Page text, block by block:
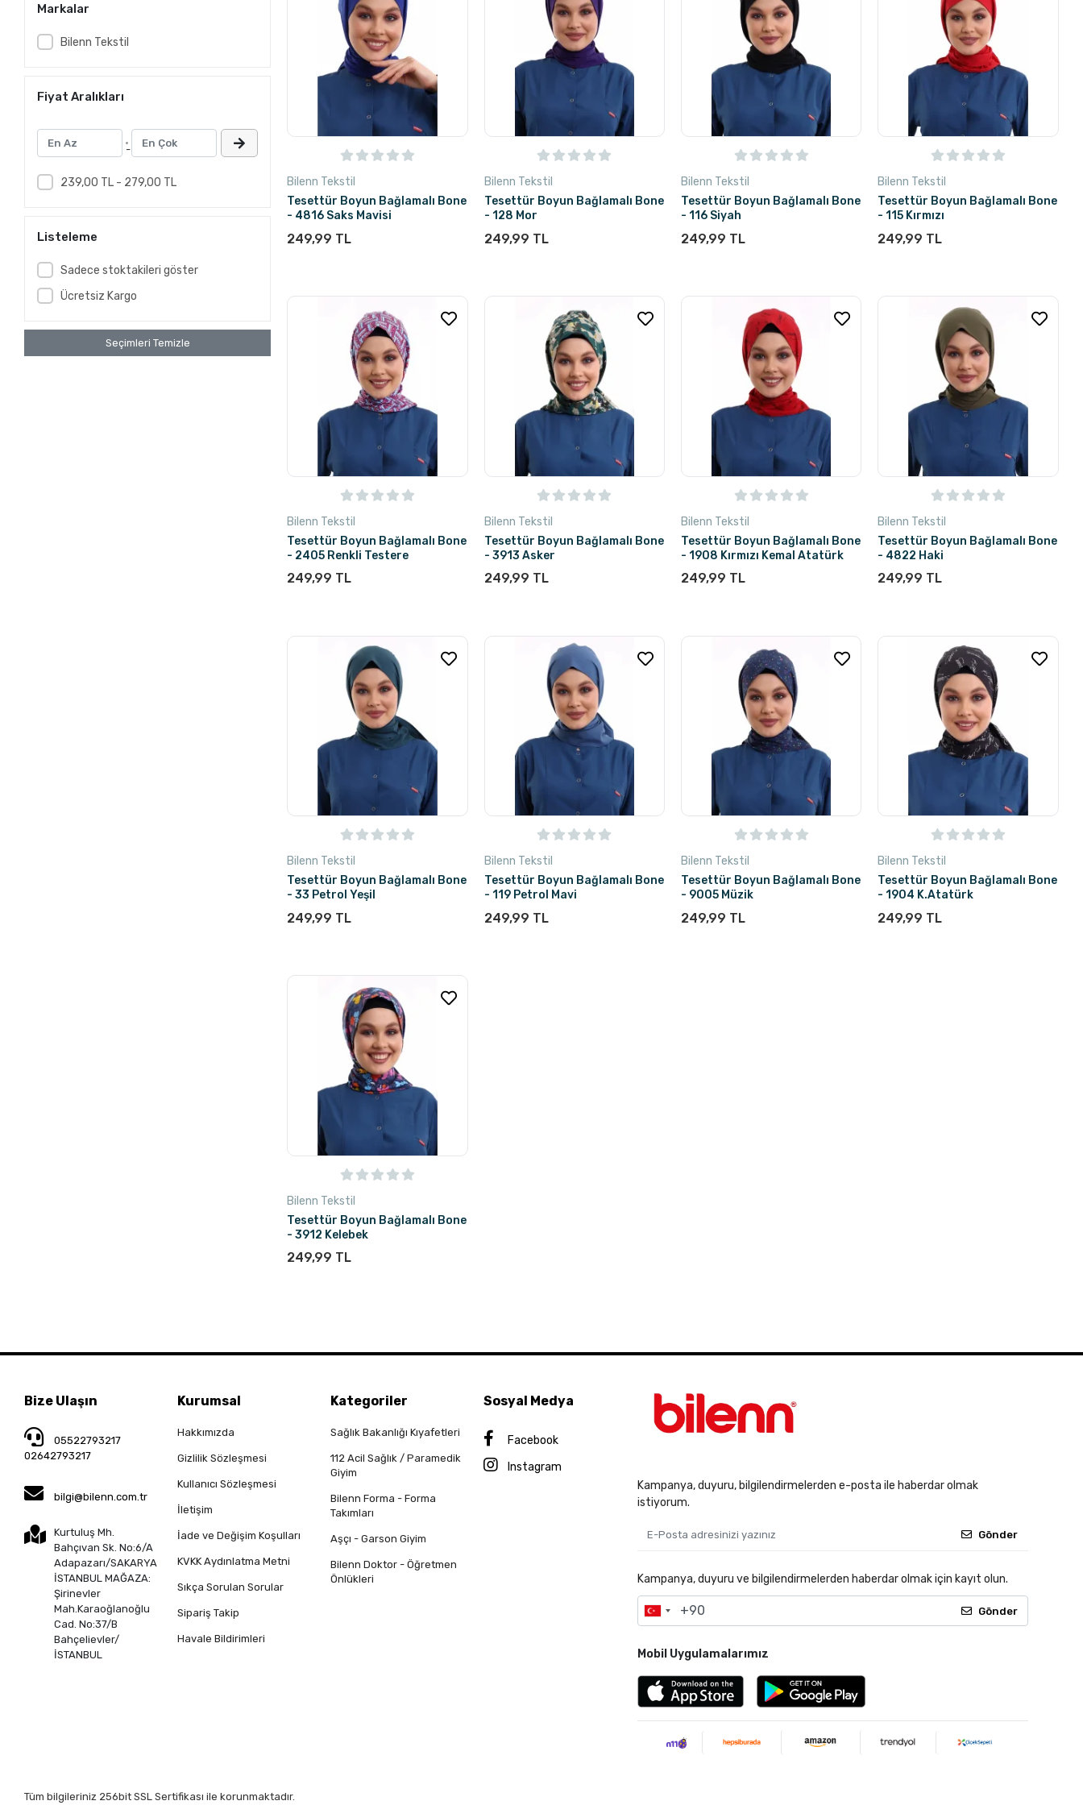
Markalar
Bilenn Tekstil
Fiyat Aralıkları
-
239,00 TL - 279,00 TL
Listeleme
Sadece stoktakileri göster
Ücretsiz Kargo
Seçimleri Temizle
Bilenn Tekstil
Tesettür Boyun Bağlamalı Bone
- 4816 Saks Mavisi
249,99 TL
Bilenn Tekstil
Tesettür Boyun Bağlamalı Bone
- 128 Mor
249,99 TL
Bilenn Tekstil
Tesettür Boyun Bağlamalı Bone
- 116 Siyah
249,99 TL
Bilenn Tekstil
Tesettür Boyun Bağlamalı Bone
- 115 Kırmızı
249,99 TL
Bilenn Tekstil
Tesettür Boyun Bağlamalı Bone
- 2405 Renkli Testere
249,99 TL
Bilenn Tekstil
Tesettür Boyun Bağlamalı Bone
- 3913 Asker
249,99 TL
Bilenn Tekstil
Tesettür Boyun Bağlamalı Bone
- 1908 Kırmızı Kemal Atatürk
249,99 TL
Bilenn Tekstil
Tesettür Boyun Bağlamalı Bone
- 4822 Haki
249,99 TL
Bilenn Tekstil
Tesettür Boyun Bağlamalı Bone
- 33 Petrol Yeşil
249,99 TL
Bilenn Tekstil
Tesettür Boyun Bağlamalı Bone
- 119 Petrol Mavi
249,99 TL
Bilenn Tekstil
Tesettür Boyun Bağlamalı Bone
- 9005 Müzik
249,99 TL
Bilenn Tekstil
Tesettür Boyun Bağlamalı Bone
- 1904 K.Atatürk
249,99 TL
Bilenn Tekstil
Tesettür Boyun Bağlamalı Bone
- 3912 Kelebek
249,99 TL
Bize Ulaşın
05522793217
02642793217
bilgi@bilenn.com.tr
Kurtuluş Mh.
Bahçıvan Sk. No:6/A
Adapazarı/SAKARYA
İSTANBUL MAĞAZA:
Şirinevler
Mah.Karaoğlanoğlu
Cad. No:37/B
Bahçelievler/
İSTANBUL
Kurumsal
Hakkımızda
Gizlilik Sözleşmesi
Kullanıcı Sözleşmesi
İletişim
İade ve Değişim Koşulları
KVKK Aydınlatma Metni
Sıkça Sorulan Sorular
Sipariş Takip
Havale Bildirimleri
Kategoriler
Sağlık Bakanlığı Kıyafetleri
112 Acil Sağlık / Paramedik
Giyim
Bilenn Forma - Forma
Takımları
Aşçı - Garson Giyim
Bilenn Doktor - Öğretmen
Önlükleri
Sosyal Medya
Facebook
Instagram
Kampanya, duyuru, bilgilendirmelerden e-posta ile haberdar olmak
istiyorum.
Gönder
Kampanya, duyuru ve bilgilendirmelerden haberdar olmak için kayıt olun.
Gönder
Mobil Uygulamalarımız
Tüm bilgileriniz 256bit SSL Sertifikası ile korunmaktadır.